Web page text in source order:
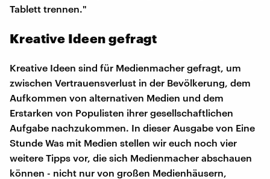
Tablett trennen."
Kreative Ideen gefragt
Kreative Ideen sind für Medienmacher gefragt, um
zwischen Vertrauensverlust in der Bevölkerung, dem
Aufkommen von alternativen Medien und dem
Erstarken von Populisten ihrer gesellschaftlichen
Aufgabe nachzukommen. In dieser Ausgabe von Eine
Stunde Was mit Medien stellen wir euch noch vier
weitere Tipps vor, die sich Medienmacher abschauen
können - nicht nur von großen Medienhäusern,